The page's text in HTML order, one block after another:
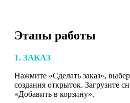
Этапы работы
1. ЗАКАЗ
Нажмите «Сделать заказ»,
создания открыток. Загрузите
«Добавить в корзину».